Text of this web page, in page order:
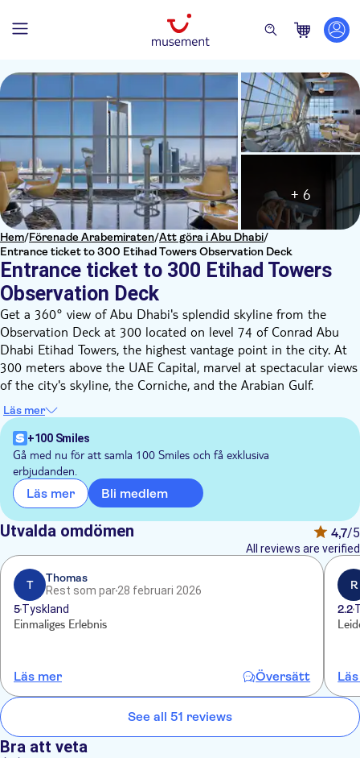
Hem/Förenade Arabemiraten/Att göra i Abu Dhabi/
Entrance ticket to 300 Etihad Towers Observation Deck
Entrance ticket to 300 Etihad Towers
Observation Deck
+ 6
Get a 360° view of Abu Dhabi's splendid skyline from the
Observation Deck at 300 located on level 74 of Conrad Abu
Dhabi Etihad Towers, the highest vantage point in the city. At
300 meters above the UAE Capital, marvel at spectacular views
of the city's skyline, the Corniche, and the Arabian Gulf.
You can choose from 3 options:
Option 1: Entrance and one cup of tea or coffee and a slice of
cake
Option 2: Entrance and afternoon tea in the lobby lounge
Option 3: Entrance (view only)
Läs mer
+100 Smiles
Gå med nu för att samla 100 Smiles och få exklusiva
erbjudanden.
Läs mer Bli medlem
Utvalda omdömen 4,7/5
All reviews are verified
T
Thomas
Rest som par28 februari 2026
5Tyskland
Einmaliges Erlebnis
Läs mer Översätt
R
2.2
See all 51 reviews
Bra att veta